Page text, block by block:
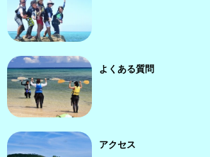
よくある質問
アクセス